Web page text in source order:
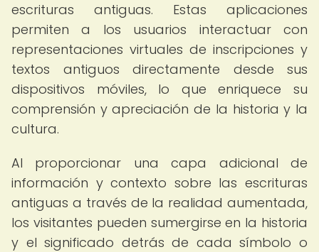
escrituras antiguas. Estas aplicaciones
permiten a los usuarios interactuar con
representaciones virtuales de inscripciones y
textos antiguos directamente desde sus
dispositivos móviles, lo que enriquece su
comprensión y apreciación de la historia y la
cultura.
Al proporcionar una capa adicional de
información y contexto sobre las escrituras
antiguas a través de la realidad aumentada,
los visitantes pueden sumergirse en la historia
y el significado detrás de cada símbolo o